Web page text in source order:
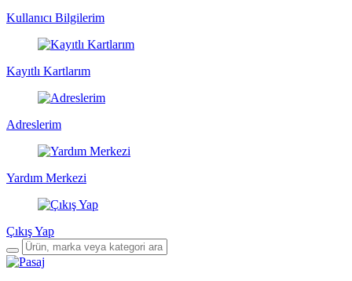
Kullanıcı Bilgilerim
Kayıtlı Kartlarım
Adreslerim
Yardım Merkezi
Çıkış Yap